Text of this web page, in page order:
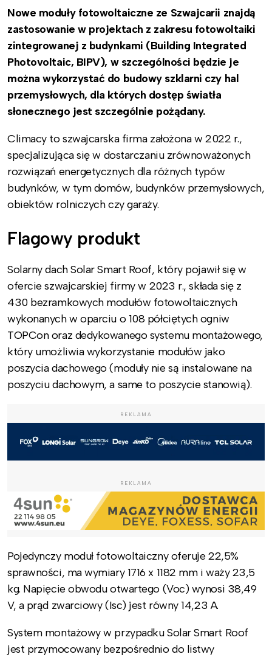
Nowe moduły fotowoltaiczne ze Szwajcarii znajdą
zastosowanie w projektach z zakresu fotowoltaiki
zintegrowanej z budynkami (Building Integrated
Photovoltaic, BIPV), w szczególności będzie je
można wykorzystać do budowy szklarni czy hal
przemysłowych, dla których dostęp światła
słonecznego jest szczególnie pożądany.
Climacy to szwajcarska firma założona w 2022 r.,
specjalizująca się w dostarczaniu zrównoważonych
rozwiązań energetycznych dla różnych typów
budynków, w tym domów, budynków przemysłowych,
obiektów rolniczych czy garaży.
Flagowy produkt
Solarny dach Solar Smart Roof, który pojawił się w
ofercie szwajcarskiej firmy w 2023 r., składa się z
430 bezramkowych modułów fotowoltaicznych
wykonanych w oparciu o 108 półciętych ogniw
TOPCon oraz dedykowanego systemu montażowego,
który umożliwia wykorzystanie modułów jako
poszycia dachowego (moduły nie są instalowane na
poszyciu dachowym, a same to poszycie stanowią).
REKLAMA
REKLAMA
Pojedynczy moduł fotowoltaiczny oferuje 22,5%
sprawności, ma wymiary 1716 x 1182 mm i waży 23,5
kg. Napięcie obwodu otwartego (Voc) wynosi 38,49
V, a prąd zwarciowy (Isc) jest równy 14,23 A.
System montażowy w przypadku Solar Smart Roof
jest przymocowany bezpośrednio do listwy